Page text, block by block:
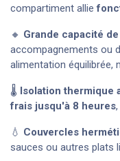
compartiment allie
🔸 Grande capacité
accompagnements ou
alimentation équilibrée,
🌡️ Isolation thermique
frais jusqu'à 8 heures
💧 Couvercles
sauces ou autres plats